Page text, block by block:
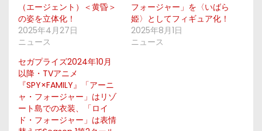
（エージェント）＜黄昏＞
の姿を立体化！
2025年4月27日
ニュース
フォージャー」を〈いばら
姫〉としてフィギュア化！
2025年8月1日
ニュース
セガプライズ2024年10月
以降・TVアニメ
『SPY×FAMILY』「アーニ
ャ・フォージャー」はリゾ
ート島での衣装、「ロイ
ド・フォージャー」は表情